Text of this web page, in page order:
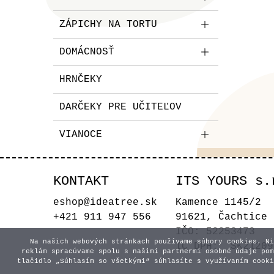
ZÁPICHY NA TORTU
DOMÁCNOSŤ
HRNČEKY
DARČEKY PRE UČITEĽOV
VIANOCE
KONTAKT
eshop@ideatree.sk
+421 911 947 556
ITS YOURS
Kamence 1145/2
91621, Čachtice
IČO: 52253473
IČ DPH:
Na našich webových stránkach používame súbory
reklám spracúvame spolu s našimi partnermi osobné údaje
tlačidlo „Súhlasím so všetkými“ súhlasíte s využívaním